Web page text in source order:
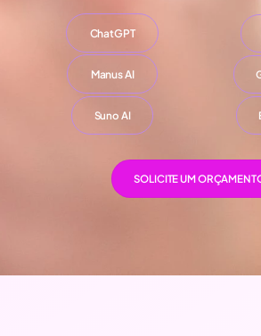
ChatGPT
Manus AI
Suno AI
SOLICITE UM